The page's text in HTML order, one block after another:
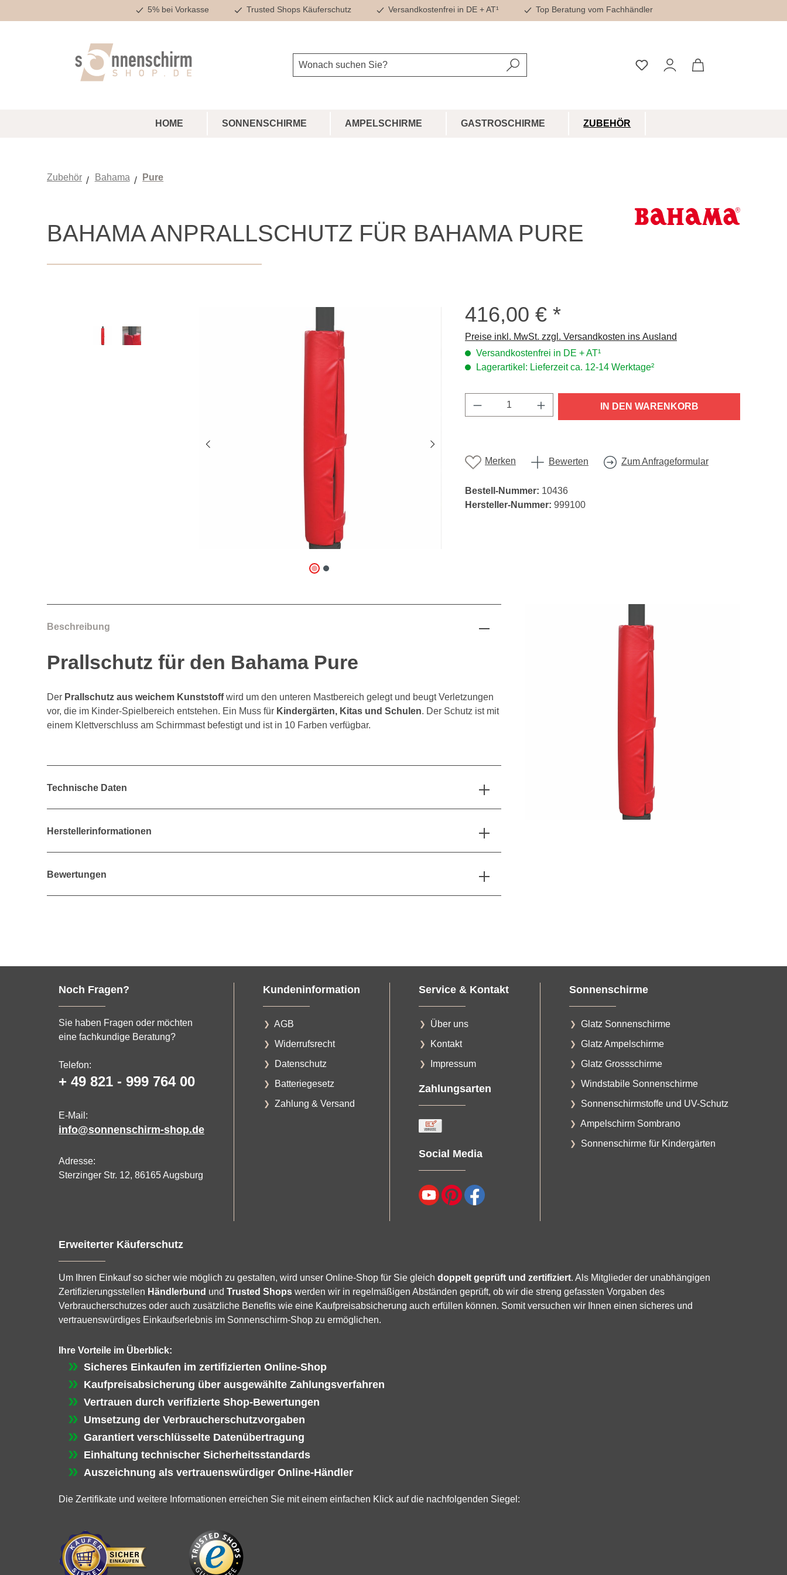
Zur Hauptnavigation springen 5% bei Vorkasse Trusted Shops Käuferschutz Versandkostenfrei in DE + AT¹ Top Beratung vom Fachhändler
Du hast 0 Produkte auf dem
HOME SONNENSCHIRME AMPELSCHIRME GASTROSCHIRME ZUBEHÖR
Zubehör Bahama Pure
BAHAMA ANPRALLSCHUTZ FÜR BAHAMA PURE
Regulärer Preis:
416,00 €
Preise inkl. MwSt. zzgl. Versandkosten ins Ausland
Versandkostenfrei in DE + AT¹
Lagerartikel: Lieferzeit ca. 12-14 Werktage²
Produkt Anzahl: Gib den gewünschten Wert ein
IN DEN WARENKORB
Merken Bewerten Zum Anfrageformular
Bestell-Nummer: 10436
Hersteller-Nummer: 999100
Beschreibung
Prallschutz für den Bahama Pure
Der Prallschutz aus weichem Kunststoffwird um den unteren Mastbereich gelegt und beugt Verletzungen
vor, die im Kinder-Spielbereich entstehen. Ein Muss für Kindergärten, Kitas und Schulen. Der Schutz ist mit
einem Klettverschluss am Schirmmast befestigt und ist in 10 Farben verfügbar.
Technische Daten
Herstellerinformationen
Bewertungen
Noch Fragen?
Sie haben Fragen oder möchten
eine fachkundige Beratung?
Telefon:
+ 49 821 - 999 764 00
E-Mail:
info@sonnenschirm-shop.de
Adresse:
Sterzinger Str. 12, 86165 Augsburg
Kundeninformation
AGB
Widerrufsrecht
Datenschutz
Batteriegesetz
Zahlung & Versand
Service & Kontakt
Über uns
Kontakt
Impressum
Zahlungsarten
Social Media
Sonnenschirme
Glatz Sonnenschirme
Glatz Ampelschirme
Glatz Grossschirme
Windstabile Sonnenschirme
Sonnenschirmstoffe und UV-Schutz
Ampelschirm Sombrano
Sonnenschirme für Kindergärten
Erweiterter Käuferschutz
Um Ihren Einkauf so sicher wie möglich zu gestalten, wird unser Online-Shop für Sie gleich doppelt geprüft und zertifiziert. Als Mitglieder der unabhängigen
Zertifizierungsstellen Händlerbund und Trusted Shops werden wir in regelmäßigen Abständen geprüft, ob wir die streng gefassten Vorgaben des
Verbraucherschutzes oder auch zusätzliche Benefits wie eine Kaufpreisabsicherung auch erfüllen können. Somit versuchen wir Ihnen einen sicheres und
vertrauenswürdiges Einkaufserlebnis im Sonnenschirm-Shop zu ermöglichen.
Ihre Vorteile im Überblick:
Sicheres Einkaufen im zertifizierten Online-Shop
Kaufpreisabsicherung über ausgewählte Zahlungsverfahren
Vertrauen durch verifizierte Shop-Bewertungen
Umsetzung der Verbraucherschutzvorgaben
Garantiert verschlüsselte Datenübertragung
Einhaltung technischer Sicherheitsstandards
Auszeichnung als vertrauenswürdiger Online-Händler
Die Zertifikate und weitere Informationen erreichen Sie mit einem einfachen Klick auf die nachfolgenden Siegel: